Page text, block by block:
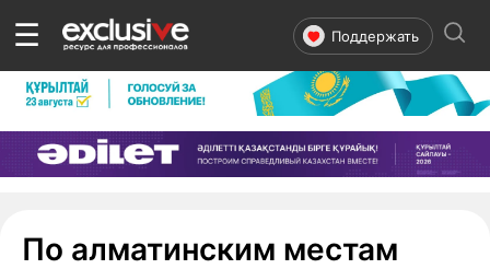
☰ Поддержать
По алматинским местам